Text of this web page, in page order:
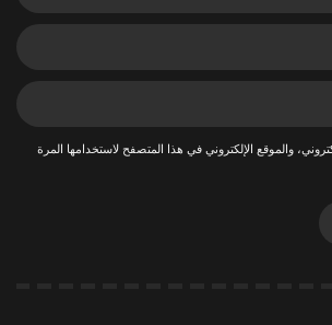
والموقع الإلكتروني في هذا المتصفح لاستخدامها المرة